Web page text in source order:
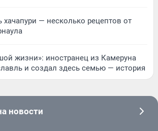
хачапури — несколько рецептов от
жизни»: иностранец из Камеруна
и создал здесь семью — история
новости